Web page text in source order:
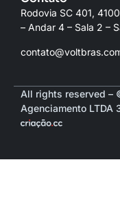
Rodovia SC 401,
– Andar 4 – Sala 2 –
All rights reserved –
Agenciamento LTDA